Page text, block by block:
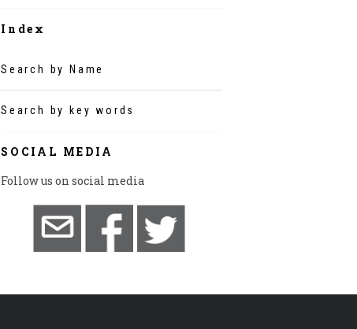
Index
Search by Name
Search by key words
SOCIAL MEDIA
Follow us on social media